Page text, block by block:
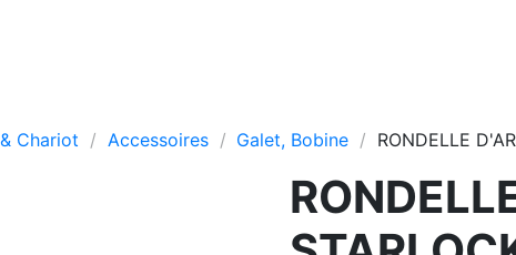
Chariot Accessoires Galet, Bobine RONDELLE